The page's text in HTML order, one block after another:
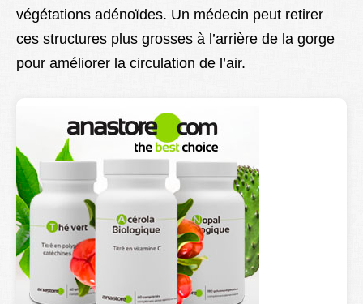
végétations adénoïdes. Un médecin peut retirer
ces structures plus grosses à l’arrière de la gorge
pour améliorer la circulation de l’air.